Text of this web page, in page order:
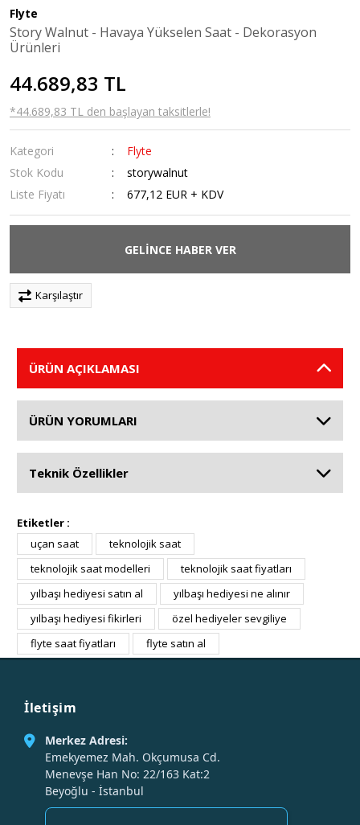
Flyte
Story Walnut - Havaya Yükselen Saat - Dekorasyon
Ürünleri
44.689,83 TL
*44.689,83 TL den başlayan taksitlerle!
Kategori
Flyte
Stok Kodu
storywalnut
Liste Fiyatı
677,12 EUR + KDV
GELİNCE HABER VER
Karşılaştır
ÜRÜN AÇIKLAMASI
ÜRÜN YORUMLARI
Teknik Özellikler
Etiketler :
uçan saat
teknolojik saat
teknolojik saat modelleri
teknolojik saat fiyatları
yılbaşı hediyesi satın al
yılbaşı hediyesi ne alınır
yılbaşı hediyesi fikirleri
özel hediyeler sevgiliye
flyte saat fiyatları
flyte satın al
İletişim
Merkez Adresi:
Emekyemez Mah. Okçumusa Cd.
Menevşe Han No: 22/163 Kat:2
Beyoğlu - İstanbul